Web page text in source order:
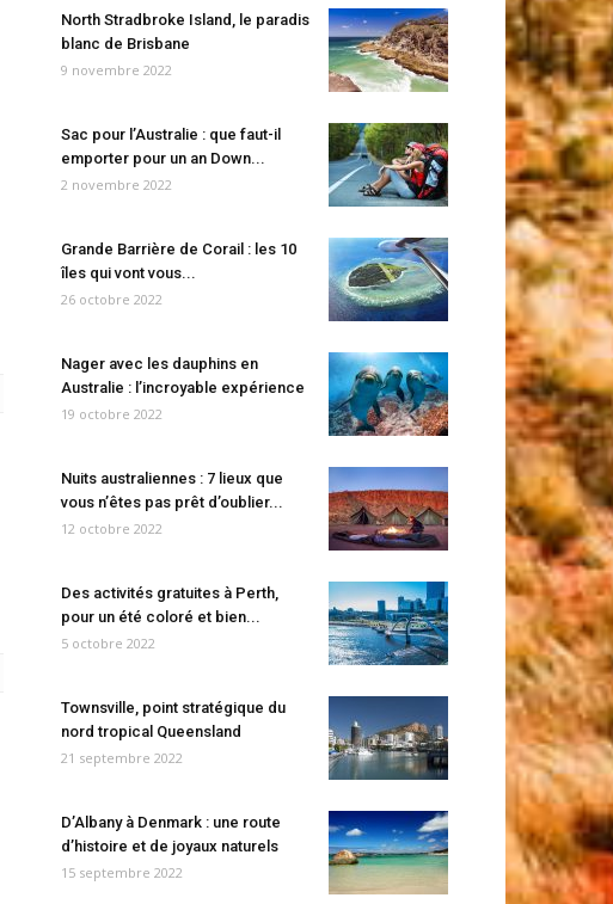
North Stradbroke Island, le paradis
blanc de Brisbane
9 novembre 2022
Sac pour l’Australie : que faut-il
emporter pour un an Down...
2 novembre 2022
Grande Barrière de Corail : les 10
îles qui vont vous...
26 octobre 2022
Nager avec les dauphins en
Australie : l’incroyable expérience
19 octobre 2022
Nuits australiennes : 7 lieux que
vous n’êtes pas prêt d’oublier...
12 octobre 2022
Des activités gratuites à Perth,
pour un été coloré et bien...
5 octobre 2022
Townsville, point stratégique du
nord tropical Queensland
21 septembre 2022
D’Albany à Denmark : une route
d’histoire et de joyaux naturels
15 septembre 2022